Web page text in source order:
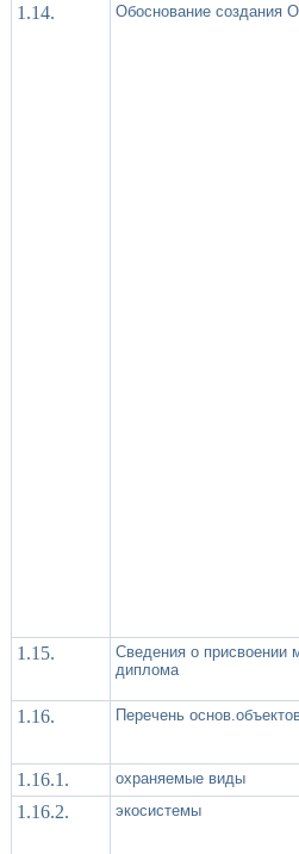
1.14. Обоснование создания
1.15.
Сведения о присвоении
диплома
1.16. Перечень
1.16.1. охраняемые виды
1.16.2. экосистемы